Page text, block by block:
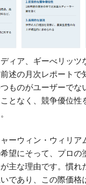
ィア、ギーべリッツ
述の月次レポートで
ものがユーザーでな
となく、競争優位性
ーウィン・ウィリア
望にそって、プロの
主な理由です。慣れ
であり、この際価格